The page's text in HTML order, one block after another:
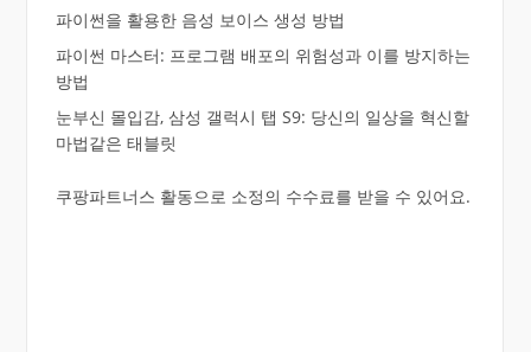
파이썬을 활용한 음성 보이스 생성 방법
파이썬 마스터: 프로그램 배포의 위험성과 이를 방지하는
방법
눈부신 몰입감, 삼성 갤럭시 탭 S9: 당신의 일상을 혁신할
마법같은 태블릿
쿠팡파트너스 활동으로 소정의 수수료를 받을 수 있어요.